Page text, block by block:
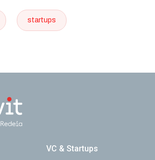
startups
VC & Startups